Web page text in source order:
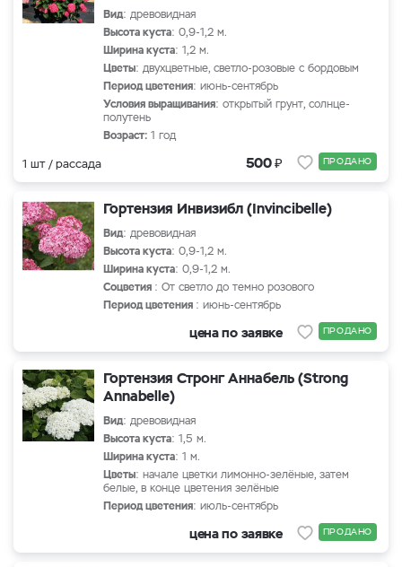
Вид: древовидная
Высота куста: 0,9-1,2 м.
Ширина куста: 1,2 м.
Цветы: двухцветные, светло-розовые с бордовым
Период цветения: июнь-сентябрь
Условия выращивания: открытый грунт, солнце-
полутень
Возраст: 1 год
1 шт / рассада 500₽ ПРОДАНО
Гортензия Инвизибл (Invincibelle)
Вид: древовидная
Высота куста: 0,9-1,2 м.
Ширина куста: 0,9-1,2 м.
Cоцветия : От светло до темно розового
Период цветения : июнь-сентябрь
цена по заявке ПРОДАНО
Гортензия Стронг Аннабель (Strong
Annabelle)
Вид: древовидная
Высота куста: 1,5 м.
Ширина куста: 1 м.
Цветы: начале цветки лимонно-зелёные, затем
белые, в конце цветения зелёные
Период цветения: июль-сентябрь
цена по заявке ПРОДАНО